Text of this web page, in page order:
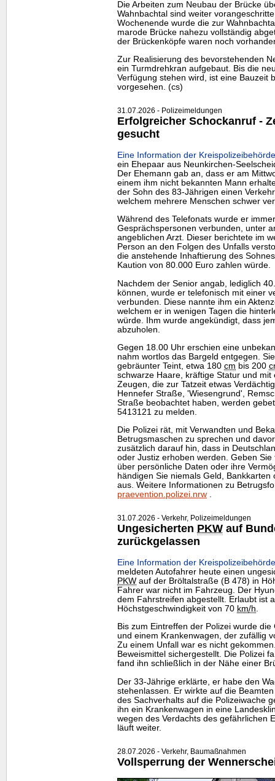
Die Arbeiten zum Neubau der Brücke
Wahnbachtal sind weiter
Wochenende wurde die zur
marode Brücke nahezu vollständig
der Brückenköpfe waren noch
Zur Realisierung des bevorstehenden
ein Turmdrehkran aufgebaut. Bis die
Verfügung stehen wird, ist eine Bauzeit
vorgesehen. (cs)
31.07.2026 - Polizeimeldungen
Erfolgreicher Schockanruf -
gesucht
Eine Information der
ein Ehepaar aus Neunkirchen-
Der Ehemann gab an, dass er am
einem ihm nicht bekannten Mann
der Sohn des 83-Jährigen einen
welchem mehrere Menschen schwer
Während des Telefonats wurde er
Gesprächspersonen verbunden, unter
angeblichen Arzt. Dieser berichtete im
Person an den Folgen des Unfalls
die anstehende Inhaftierung des
Kaution von 80.000 Euro zahlen würde.
Nachdem der Senior angab, lediglich
können, wurde er telefonisch mit einer
verbunden. Diese nannte ihm ein
welchem er in wenigen Tagen die
würde. Ihm wurde angekündigt, dass
abzuholen.
Gegen 18.00 Uhr erschien eine
nahm wortlos das Bargeld entgegen.
gebräunter Teint, etwa 180 cm bis 200
schwarze Haare, kräftige Statur und
Zeugen, die zur Tatzeit etwas
Hennefer Straße, 'Wiesengrund',
Straße beobachtet haben, werden
5413121 zu melden.
Die Polizei rät, mit Verwandten und
Betrugsmaschen zu sprechen und
zusätzlich darauf hin, dass in
oder Justiz erhoben werden. Geben
über persönliche Daten oder ihre
händigen Sie niemals Geld,
aus. Weitere Informationen zu
praevention.polizei.nrw .
31.07.2026 - Verkehr, Polizeimeldungen
Ungesicherten PKW auf
zurückgelassen
Eine Information der
meldeten Autofahrer heute einen
PKW auf der Bröltalstraße (B 478) in
Fahrer war nicht im Fahrzeug. Der
dem Fahrstreifen abgestellt. Erlaubt ist
Höchstgeschwindigkeit von 70 km/h
Bis zum Eintreffen der Polizei wurde
und einem Krankenwagen, der zufällig
Zu einem Unfall war es nicht
Beweismittel sichergestellt. Die Polizei
fand ihn schließlich in der Nähe einer
Der 33-Jährige erklärte, er habe den
stehenlassen. Er wirkte auf die
des Sachverhalts auf die Polizeiwache
ihn ein Krankenwagen in eine
wegen des Verdachts des gefährlichen
läuft weiter.
28.07.2026 - Verkehr, Baumaßnahmen
Vollsperrung der